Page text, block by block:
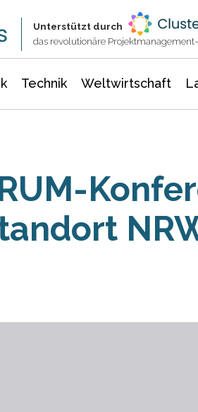
Unterstützt durch
das revolutionäre Projektmanagement-
Technik Weltwirtschaft